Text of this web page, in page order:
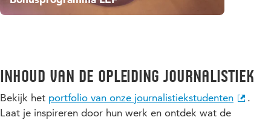
Inhoud van de opleiding Journalistiek
Bekijk het portfolio van onze journalistiekstudenten
.
Laat je inspireren door hun werk en ontdek wat de